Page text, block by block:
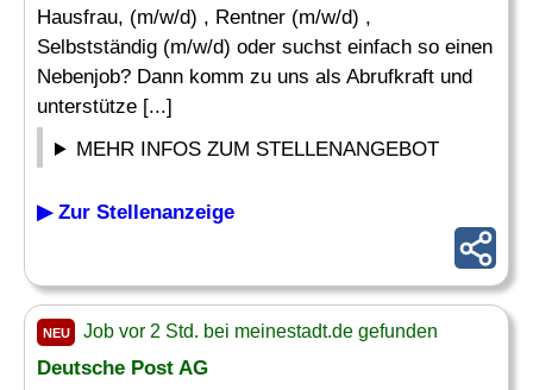
Hausfrau, (m/w/d) , Rentner (m/w/d) ,
Selbstständig (m/w/d) oder suchst einfach so einen
Nebenjob? Dann komm zu uns als Abrufkraft und
unterstütze [...]
MEHR INFOS ZUM STELLENANGEBOT
▶ Zur Stellenanzeige
NEU Job vor 2 Std. bei meinestadt.de gefunden
Deutsche Post AG